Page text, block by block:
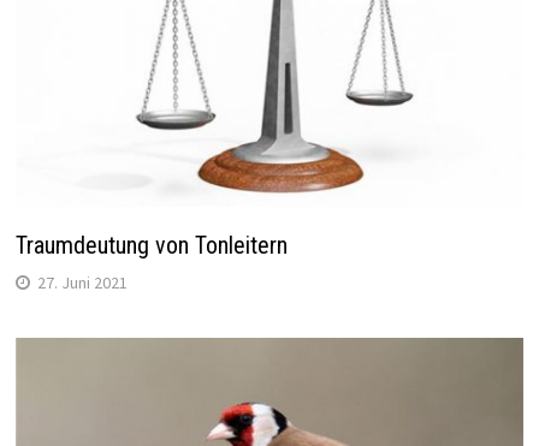
Traumdeutung von Tonleitern
27. Juni 2021